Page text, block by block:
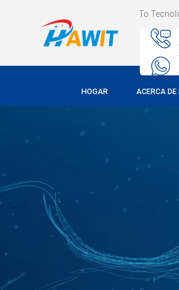
Welcome To Tecnología
HOGAR ACERCA